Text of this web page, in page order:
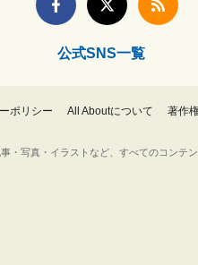
公式SNS一覧
ポリシー All Aboutについて 著作
・写真・イラストなど、すべてのコンテ